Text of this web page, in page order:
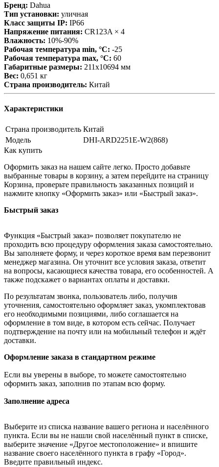
Бренд: Dahua
Тип установки: уличная
Класс защиты IP: IP66
Напряжение питания: CR123A × 4
Влажность: 10%-90%
Рабочая температура min, °С: -25
Рабочая температура max, °С: 60
Габаритные размеры: 211х10694 мм
Вес: 0,651 кг
Страна производитель: Китай
Характеристики
Страна производитель Китай
Модель
DHI-ARD2251E-W2(868)
Как купить
Оформить заказ на нашем сайте легко. Просто добавьте
выбранные товары в корзину, а затем перейдите на страницу
Корзина, проверьте правильность заказанных позиций и
нажмите кнопку «Оформить заказ» или «Быстрый заказ».
Быстрый заказ
Функция «Быстрый заказ» позволяет покупателю не
проходить всю процедуру оформления заказа самостоятельно.
Вы заполняете форму, и через короткое время вам перезвонит
менеджер магазина. Он уточнит все условия заказа, ответит
на вопросы, касающиеся качества товара, его особенностей. А
также подскажет о вариантах оплаты и доставки.
По результатам звонка, пользователь либо, получив
уточнения, самостоятельно оформляет заказ, укомплектовав
его необходимыми позициями, либо соглашается на
оформление в том виде, в котором есть сейчас. Получает
подтверждение на почту или на мобильный телефон и ждёт
доставки.
Оформление заказа в стандартном режиме
Если вы уверены в выборе, то можете самостоятельно
оформить заказ, заполнив по этапам всю форму.
Заполнение адреса
Выберите из списка название вашего региона и населённого
пункта. Если вы не нашли свой населённый пункт в списке,
выберите значение «Другое местоположение» и впишите
название своего населённого пункта в графу «Город».
Введите правильный индекс.